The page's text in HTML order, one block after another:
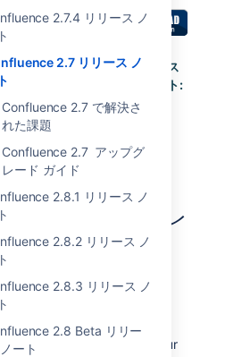
2.7.4 リリース ノ
2.7 リリース ノ
Confluence 2.7 で解決さ
れた課題
Confluence 2.7 アップグ
レード ガイド
2.8.1 リリース ノ
2.8.2 リリース ノ
2.8.3 リリース ノ
2.8 Beta リリー
ート
定です。
Read
.
このリリース
のハイライト:
of Confluence
題およびポートレ
クロが新しい信
JIRA Issues macro
Portlet macroallow you to
a list of JIRA issues on your